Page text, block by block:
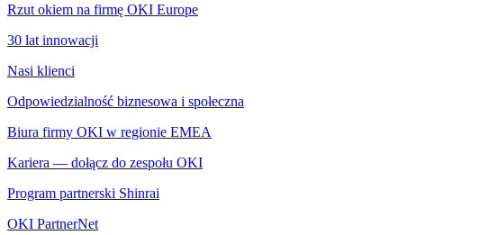
Rzut okiem na firmę OKI Europe
30 lat innowacji
Nasi klienci
Odpowiedzialność biznesowa i społeczna
Biura firmy OKI w regionie EMEA
Kariera — dołącz do zespołu OKI
Program partnerski Shinrai
OKI PartnerNet